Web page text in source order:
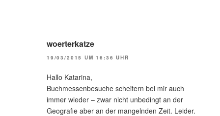
woerterkatze
19/03/2015 UM 16:36 UHR
Hallo Katarina,
Buchmessenbesuche scheitern bei mir auch
immer wieder – zwar nicht unbedingt an der
Geografie aber an der mangelnden Zeit. Leider.